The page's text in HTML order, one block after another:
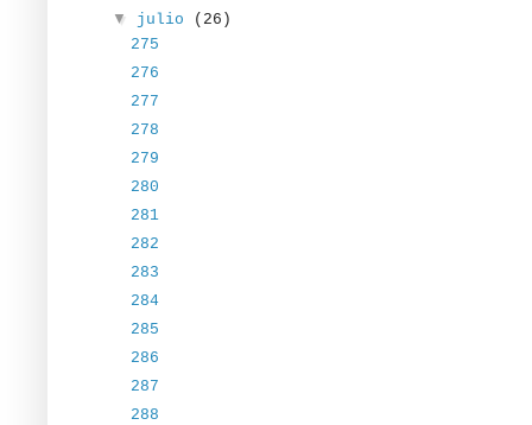
▼ julio
(26)
275
276
277
278
279
280
281
282
283
284
285
286
287
288